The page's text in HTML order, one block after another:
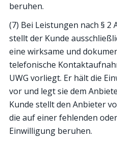
beruhen.
(7) Bei Leistungen nach § 2
stellt der Kunde
eine wirksame und
telefonische
UWG vorliegt. Er hält die
vor und legt sie dem
Kunde stellt den Anbieter
die auf einer fehlenden
Einwilligung beruhen.